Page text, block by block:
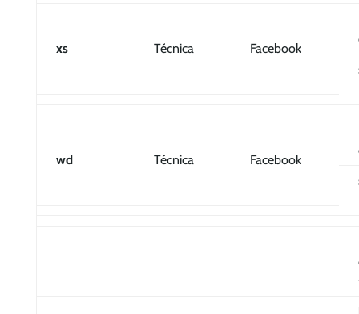
xs Técnica Facebook
wd Técnica Facebook